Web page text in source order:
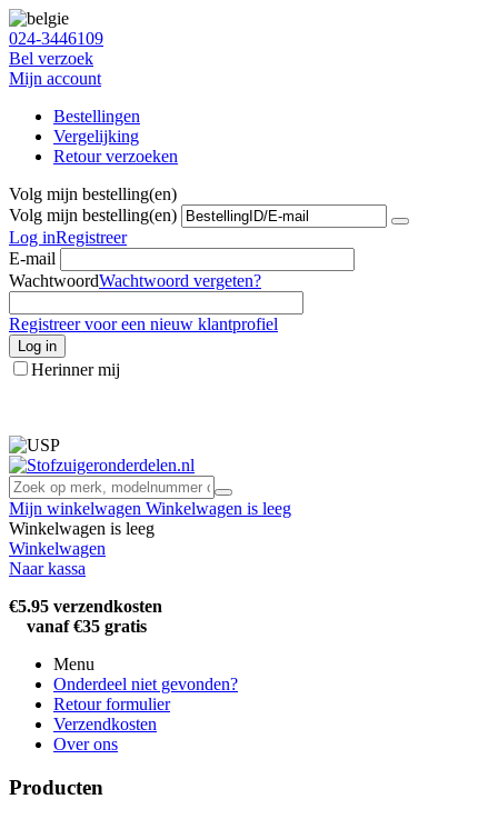
024-3446109
Bel verzoek
Mijn account
Bestellingen
Vergelijking
Retour verzoeken
Volg mijn bestelling(en)
Volg mijn bestelling(en)
Log inRegistreer
E-mail
WachtwoordWachtwoord vergeten?
Registreer voor een nieuw klantprofiel
Log in
Herinner mij
Mijn winkelwagen Winkelwagen is leeg
Winkelwagen is leeg
Winkelwagen
Naar kassa
€5.95 verzendkosten
vanaf €35 gratis
Menu
Onderdeel niet gevonden?
Retour formulier
Verzendkosten
Over ons
Producten